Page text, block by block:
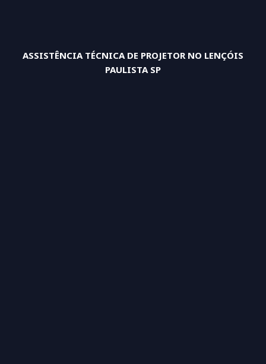
ASSISTÊNCIA TÉCNICA DE PROJETOR NO LENÇÓIS
PAULISTA SP